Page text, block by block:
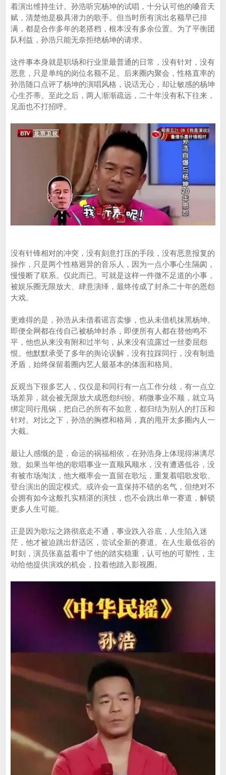
着演出维持生计。孙浩听完杨坤的试唱，十分认可他的嗓音天
赋，清楚他是极具潜力的歌手。但当时所有演出名额早已排
满，都是合作多年的老搭档，根本没有多余位置。为了平衡团
队利益，孙浩只能无奈拒绝杨坤的请求。
这件事本身就是职场和行业里最普通的日常，没有针对，没有
恶意，只是单纯的岗位名额不足。后来圈内聚会，性格直率的
孙浩随口点评了杨坤的演唱风格，说话无心，却让敏感的杨坤
心生芥蒂。至此之后，两人渐渐疏远，二十年没有私下往来，
见面也不打招呼。
没有针锋相对的冲突，没有刻意打压的手段，没有恶意报复的
操作，只是两个性格迥异的音乐人，因为一点小事心生隔阂，
慢慢断了联系。仅此而已。可就是这样一件微不足道的小事，
被娱乐圈无限放大、肆意演绎，最终传成了封杀二十年的恩怨
大戏。
更难得的是，孙浩从未借着谣言卖惨，也从未借机抹黑杨坤。
即便全网都在传自己被杨坤封杀，即便所有人都在替他鸣不
平，他也从来没有附和过半句，从来没有流露过一丝委屈怨
恨。他默默承受了多年的舆论误解，没有拉踩同行，没有制造
矛盾，始终保留着圈内艺人最基本的体面和格局。
反观当下很多艺人，仅仅是和同行有一点工作分歧，有一点立
场差异，就会被无限放大成恩怨纠纷。稍微事业不顺，就立马
绑定同行甩锅，把自己的所有不如意，都归结为别人的打压和
针对。对比之下，孙浩的胸襟和格局，真的甩开太多圈内人一
大截。
最让人感慨的是，命运的祸福相依，在孙浩身上体现得淋漓尽
致。如果当年他的歌唱事业一直顺风顺水，没有遭遇低谷，没
有被市场淘汰，他大概率会一直留在歌坛，重复着唱歌发歌、
登台演出的固定模式。或许会一直保持不错的名气，但绝对不
会拥有如今这般扎实精湛的演技，也不会跳出单一赛道，解锁
更多人生可能。
正是因为歌坛之路彻底走不通，事业跌入谷底，人生陷入迷
茫，他才被迫跳出舒适区，尝试全新的赛道。在人生最低谷的
时刻，演员张嘉益看中了他的踏实稳重，认可他的可塑性，主
动给他提供演戏的机会，拉着他踏入影视圈。